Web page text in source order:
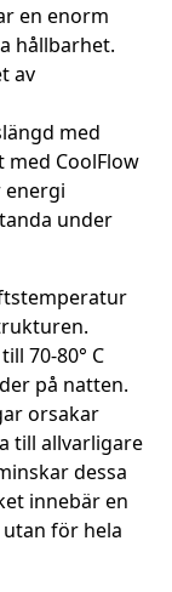
en enorm
hållbarhet.
av
med
med CoolFlow
energi
under
70-80° C
på natten.
orsakar
till allvarligare
dessa
innebär en
för hela